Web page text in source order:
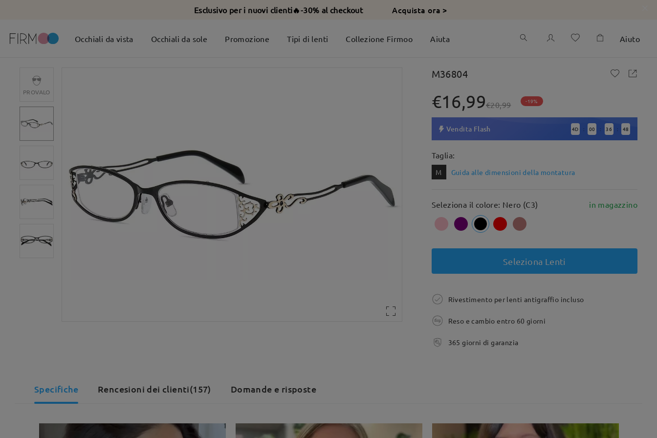
Esclusivo per i nuovi clienti🔥-30% al checkout Acquista ora >
Occhiali da vista Occhiali da sole Promozione Tipi di lenti Collezione Firmoo Aiuta Aiuto
PROVALO
M36804
€16,99€20,99 -19%
Vendita Flash 4D : 00 : 36 : 47
Taglia:
M Guida alle dimensioni della montatura
Seleziona il colore: Nero (C3) in magazzino
Seleziona Lenti
Rivestimento per lenti antigraffio incluso
Reso e cambio entro 60 giorni
365 giorni di garanzia
Specifiche Rencesioni dei clienti(157) Domande e risposte